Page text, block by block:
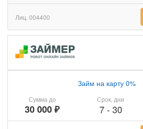
Лиц. 004400
Сумма до
30 000 ₽
Займ на карту 0%
Срок, дни
7- 30